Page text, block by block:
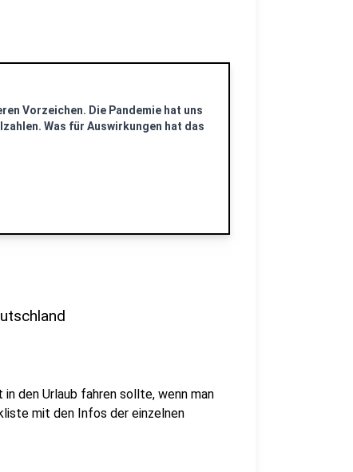
Vorzeichen. Die Pandemie hat uns
Was für Auswirkungen hat das
den Urlaub fahren sollte, wenn man
mit den Infos der einzelnen